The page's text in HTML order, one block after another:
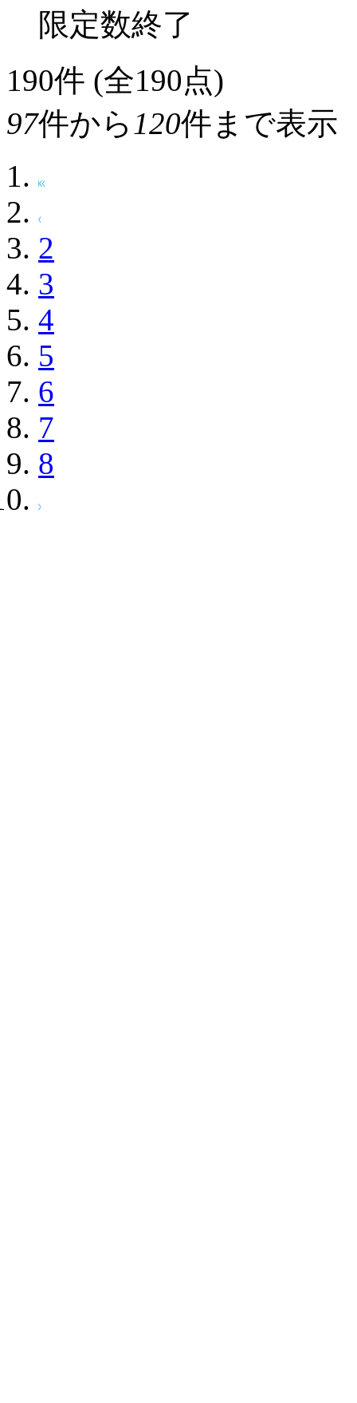
限定数終了
190件 (全190点)
97件から 120件まで表示
2
3
4
5
6
7
8